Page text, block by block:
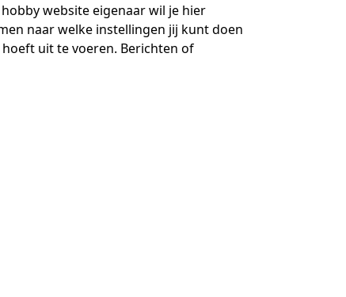
website eigenaar wil je hier
naar welke instellingen jij kunt doen
uit te voeren. Berichten of